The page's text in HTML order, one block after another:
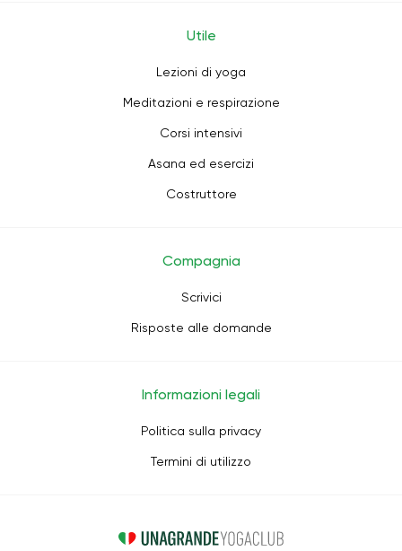
Utile
Lezioni di yoga
Meditazioni e respirazione
Corsi intensivi
Asana ed esercizi
Costruttore
Compagnia
Scrivici
Risposte alle domande
Informazioni legali
Politica sulla privacy
Termini di utilizzo